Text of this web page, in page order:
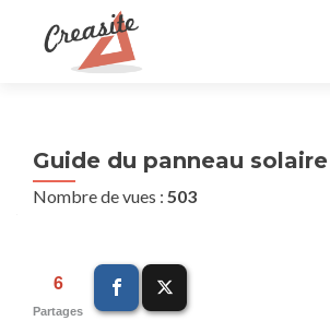
Guide du panneau solaire
Nombre de vues : 503
6
Partages